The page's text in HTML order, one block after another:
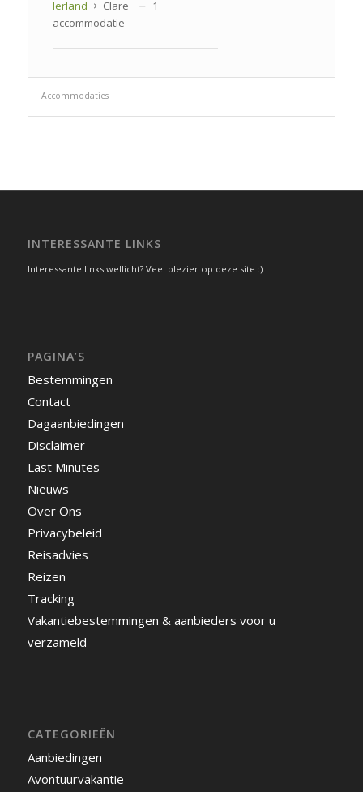
Ierland Clare
1
accommodatie
Accommodaties
INTERESSANTE LINKS
Interessante links wellicht? Veel plezier op deze site :)
PAGINA’S
Bestemmingen
Contact
Dagaanbiedingen
Disclaimer
Last Minutes
Nieuws
Over Ons
Privacybeleid
Reisadvies
Reizen
Tracking
Vakantiebestemmingen & aanbieders voor u
verzameld
CATEGORIEËN
Aanbiedingen
Avontuurvakantie